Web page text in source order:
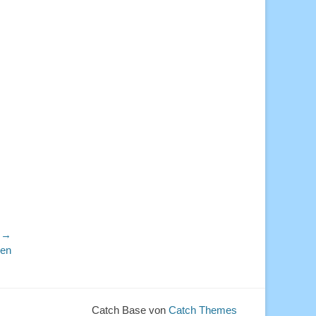
→
Catch Base von Catch Themes